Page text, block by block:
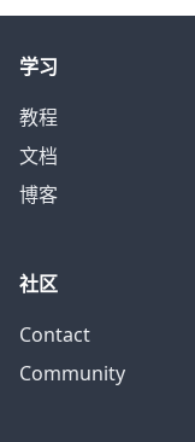
学习
教程
文档
博客
社区
Contact
Community